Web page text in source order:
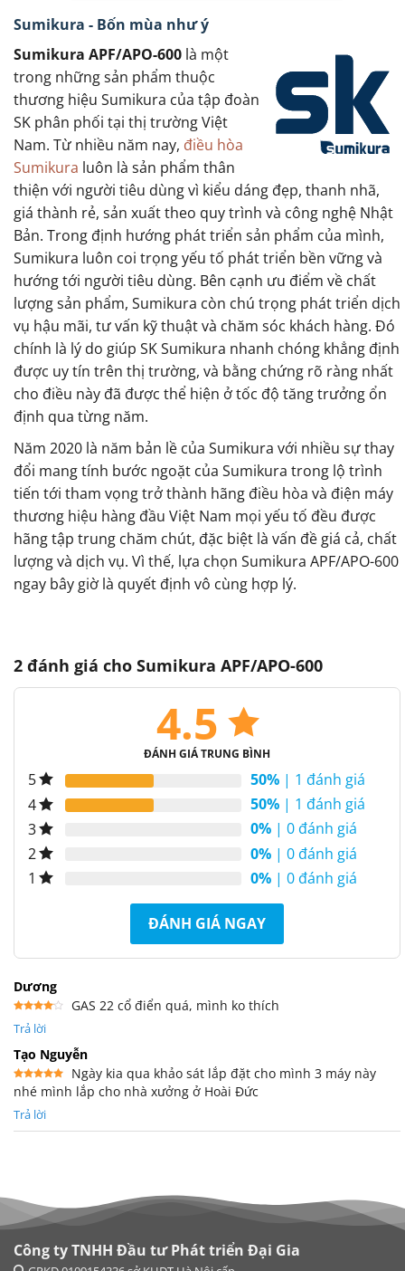
Sumikura - Bốn mùa như ý
Sumikura APF/APO-600 là một
trong những sản phẩm thuộc
thương hiệu Sumikura của tập đoàn
SK phân phối tại thị trường Việt
Nam. Từ nhiều năm nay, điều hòa
Sumikura luôn là sản phẩm thân
thiện với người tiêu dùng vì kiểu dáng đẹp, thanh nhã,
giá thành rẻ, sản xuất theo quy trình và công nghệ Nhật
Bản. Trong định hướng phát triển sản phẩm của mình,
Sumikura luôn coi trọng yếu tố phát triển bền vững và
hướng tới người tiêu dùng. Bên cạnh ưu điểm về chất
lượng sản phẩm, Sumikura còn chú trọng phát triển dịch
vụ hậu mãi, tư vấn kỹ thuật và chăm sóc khách hàng. Đó
chính là lý do giúp SK Sumikura nhanh chóng khẳng định
được uy tín trên thị trường, và bằng chứng rõ ràng nhất
cho điều này đã được thể hiện ở tốc độ tăng trưởng ổn
định qua từng năm.
Năm 2020 là năm bản lề của Sumikura với nhiều sự thay
đổi mang tính bước ngoặt của Sumikura trong lộ trình
tiến tới tham vọng trở thành hãng điều hòa và điện máy
thương hiệu hàng đầu Việt Nam mọi yếu tố đều được
hãng tập trung chăm chút, đặc biệt là vấn đề giá cả, chất
lượng và dịch vụ. Vì thế, lựa chọn Sumikura APF/APO-600
ngay bây giờ là quyết định vô cùng hợp lý.
2 đánh giá cho Sumikura APF/APO-600
4.5
ĐÁNH GIÁ TRUNG BÌNH
5 50% | 1 đánh giá
4
50% | 1 đánh giá
3
0% | 0 đánh giá
2
0% | 0 đánh giá
1
0% | 0 đánh giá
ĐÁNH GIÁ NGAY
Dương
xếp
5 sao
GAS 22 cổ điển quá, mình ko thích
Trả lời
Tạo Nguyễn
Được xếp
hạng 5 5
sao
Ngày kia qua khảo sát lắp đặt cho mình 3 máy này
nhé mình lắp cho nhà xưởng ở Hoài Đức
Trả lời
Công ty TNHH Đầu tư Phát triển Đại Gia